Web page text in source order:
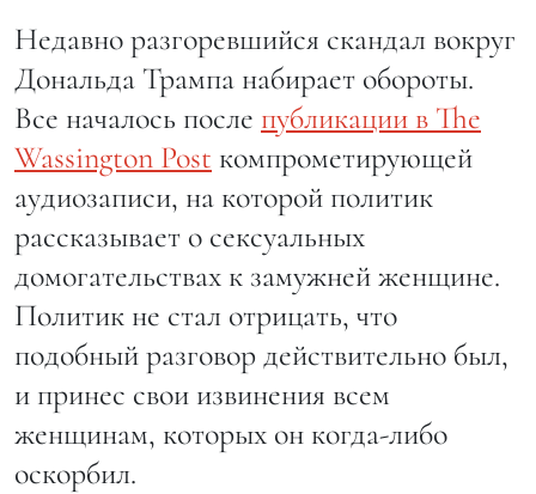
Недавно разгоревшийся скандал вокруг
Дональда Трампа набирает обороты.
Все началось после публикации в The
Wassington Post компрометирующей
аудиозаписи, на которой политик
рассказывает о сексуальных
домогательствах к замужней женщине.
Политик не стал отрицать, что
подобный разговор действительно был,
и принес свои извинения всем
женщинам, которых он когда-либо
оскорбил.